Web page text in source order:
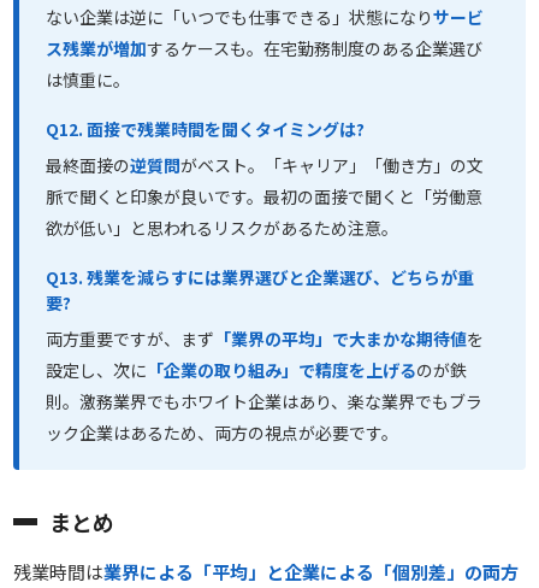
ない企業は逆に「いつでも仕事できる」状態になりサービ
ス残業が増加するケースも。在宅勤務制度のある企業選び
は慎重に。
Q12. 面接で残業時間を聞くタイミングは?
最終面接の逆質問がベスト。「キャリア」「働き方」の文
脈で聞くと印象が良いです。最初の面接で聞くと「労働意
欲が低い」と思われるリスクがあるため注意。
Q13. 残業を減らすには業界選びと企業選び、どちらが重
要?
両方重要ですが、まず 「業界の平均」で大まかな期待値を
設定し、次に 「企業の取り組み」で精度を上げるのが鉄
則。激務業界でもホワイト企業はあり、楽な業界でもブラ
ック企業はあるため、両方の視点が必要です。
まとめ
残業時間は業界による「平均」と企業による「個別差」の両方